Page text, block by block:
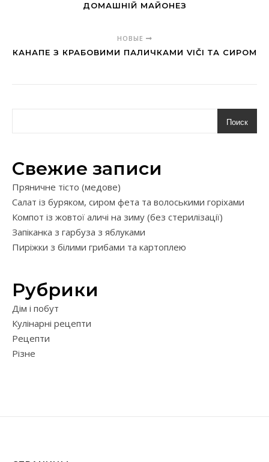
ДОМАШНІЙ МАЙОНЕЗ
НОВЫЕ
КАНАПЕ З КРАБОВИМИ ПАЛИЧКАМИ VIČI ТА СИРОМ
Поиск
Свежие записи
Пряничне тісто (медове)
Салат із буряком, сиром фета та волоськими горіхами
Компот із жовтої аличі на зиму (без стерилізації)
Запіканка з гарбуза з яблуками
Пиріжки з білими грибами та картоплею
Рубрики
Дім і побут
Кулінарні рецепти
Рецепти
Різне